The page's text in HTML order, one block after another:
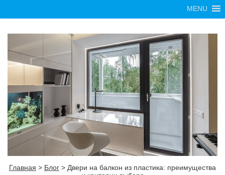
MENU
Главная > Блог > Двери на балкон из пластика: преимущества